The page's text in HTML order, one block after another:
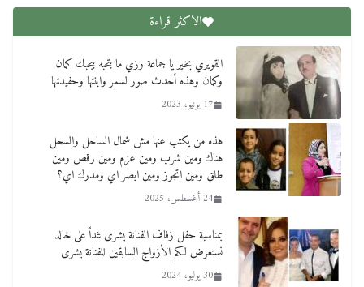
الاكثر قراءة
القويري بخير يا جماعة وزي ما بتحبه بيحبك كمان
وكمان وهذه أحدث صور لسمر وابنتها وحفيدتها
17 يونيو، 2023
هذه من يكتب عنها مش شمال الساحل والسحل
هناك ومين شرب ومين عزم ومين رقص ومين
طلق ومين اتجوز ومين ابصر اي ومدرك اي؟
24 أغسطس، 2025
بمناسبة حفل زفاف الفنانة بشرى غداً على خالد
نستعرض لكم الأزواج السابقين للفنانة بشرى
30 يوليو، 2024